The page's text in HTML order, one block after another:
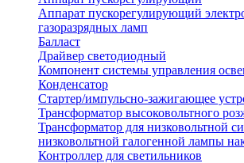
Аппарат пускорегулирующий
газоразрядных ламп
Балласт
Драйвер светодиодный
Компонент системы управления
Конденсатор
Стартер/импульсно-зажигающее
Трансформатор высоковольтного
Трансформатор для низковольтной
низковольтной галогенной лампы
Контроллер для светильников